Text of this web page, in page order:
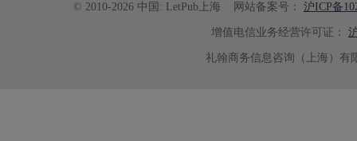
© 2010-2026 中国: LetPub上海 网站备案号： 沪ICP备
增值电信业务经营许可证：
礼翰商务信息咨询（上海）